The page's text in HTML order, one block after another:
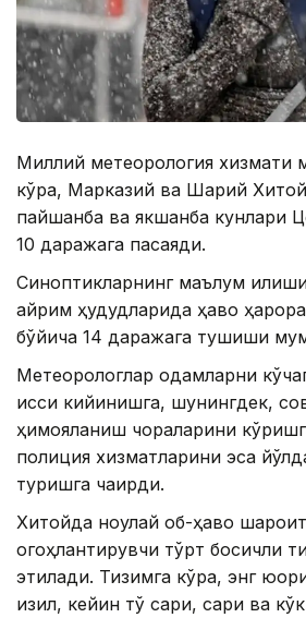
Миллий метеорология хизмати
кўра, Марказий ва Шарқий
пайшанба ва якшанба кунлари
10 даражага пасаяди.
Синоптикларнинг маълум
айрим ҳудудларида ҳаво
бўйича 14 даражага тушиши
Метеорологлар одамларни
иссиқ кийинишга, шунингдек,
ҳимояланиш чораларини
полиция хизматларини эса
туришга чақирди.
Хитойда ноқулай об-ҳаво
огоҳлантирувчи тўрт босқичли
этилади. Тизимга кўра, энг
қизил, кейин тўқ сариқ, сариқ ва